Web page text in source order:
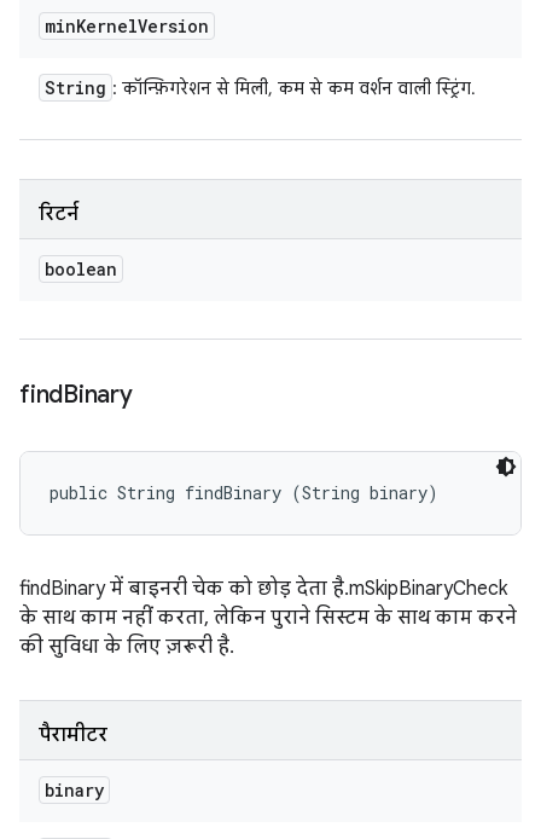
minKernelVersion
String : कॉन्फ़िगरेशन से मिली, कम से कम वर्शन वाली स्ट्रिंग.
रिटर्न
boolean
findBinary
public String findBinary (String binary)
findBinary में बाइनरी चेक को छोड़ देता है. mSkipBinaryCheck
के साथ काम नहीं करता, लेकिन पुराने सिस्टम के साथ काम करने
की सुविधा के लिए ज़रूरी है.
पैरामीटर
binary